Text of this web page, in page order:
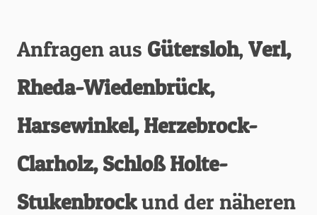
Anfragen aus Gütersloh,Verl,
Rheda-Wiedenbrück,
Harsewinkel, Herzebrock-
Clarholz, Schloß Holte-
Stukenbrockund der näheren